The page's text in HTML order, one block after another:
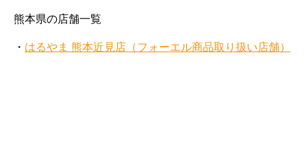
熊本県の店舗一覧
・ はるやま 熊本近見店（フォーエル商品取り扱い店舗）